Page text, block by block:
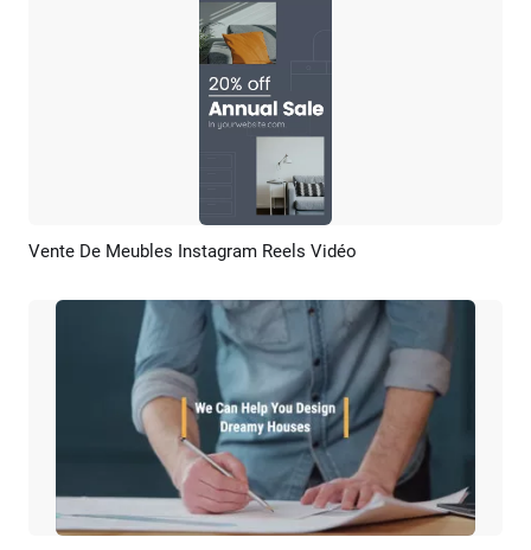
Aperçu Créer IA
Vente De Meubles Instagram Reels Vidéo